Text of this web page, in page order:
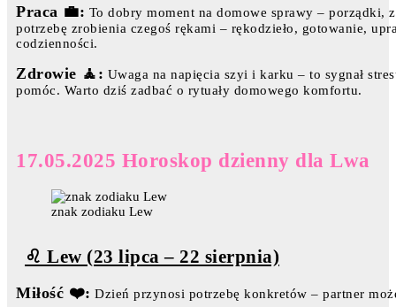
Praca 💼: To dobry moment na domowe sprawy – porządki,
potrzebę zrobienia czegoś rękami – rękodzieło, gotowanie,
codzienności.
Zdrowie 🧘: Uwaga na napięcia szyi i karku – to sygnał
pomóc. Warto dziś zadbać o rytuały domowego komfortu.
17.05.2025 Horoskop dzienny dla Lwa
znak zodiaku Lew
♌ Lew (23 lipca – 22 sierpnia)
Miłość ❤️: Dzień przynosi potrzebę konkretów – partner